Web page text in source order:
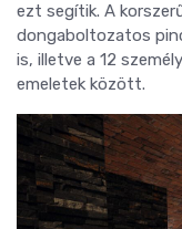
ezt segítik. A
dongaboltozatos
is, illetve a 12
emeletek között.